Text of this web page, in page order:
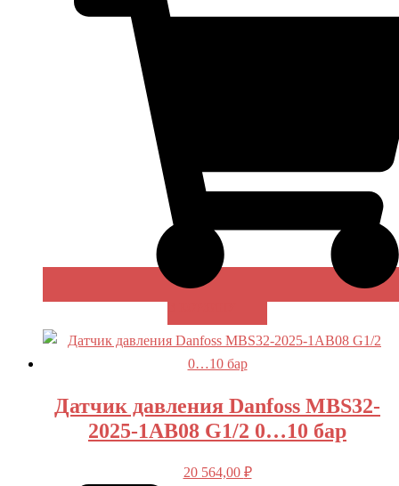
Датчик давления Danfoss MBS32-
2025-1AB08 G1/2 0…10 бар
20 564,00 ₽